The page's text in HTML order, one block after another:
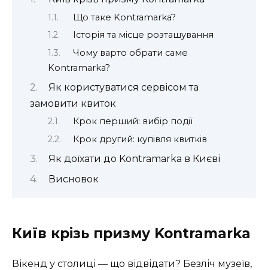
Що таке Kontramarka?
Історія та місце розташування
Чому варто обрати саме
Kontramarka?
Як користуватися сервісом та
замовити квиток
Крок перший: вибір події
Крок другий: купівля квитків
Як доїхати до Kontramarka в Києві
Висновок
Київ крізь призму Kontramarka
Вікенд у столиці — що відвідати? Безліч музеїв,